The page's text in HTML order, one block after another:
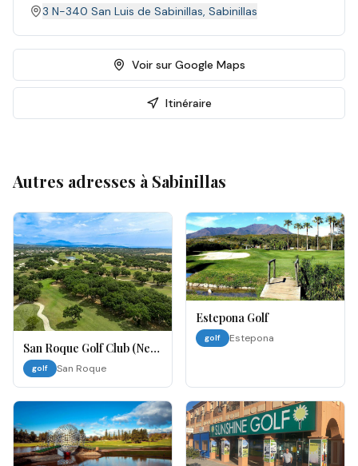
3 N-340 San Luis de Sabinillas, Sabinillas
Voir sur Google Maps
Itinéraire
Autres adresses à Sabinillas
San Roque Golf Club (New
Course)
golf San Roque
Estepona Golf
golf Estepona